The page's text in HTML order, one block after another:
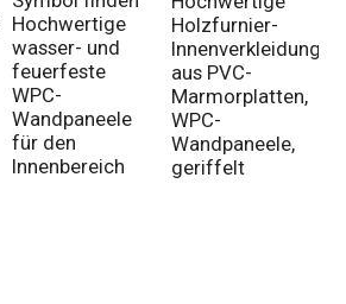
Hochwertige
wasser- und
feuerfeste
WPC-
Wandpaneele
für den
Innenbereich
Holzfurnier-
Innenverkleidung
aus PVC-
Marmorplatten,
WPC-
Wandpaneele,
geriffelt